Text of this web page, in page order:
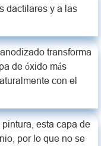
dactilares y a las
transforma
de óxido más
con el
esta capa de
por lo que no se